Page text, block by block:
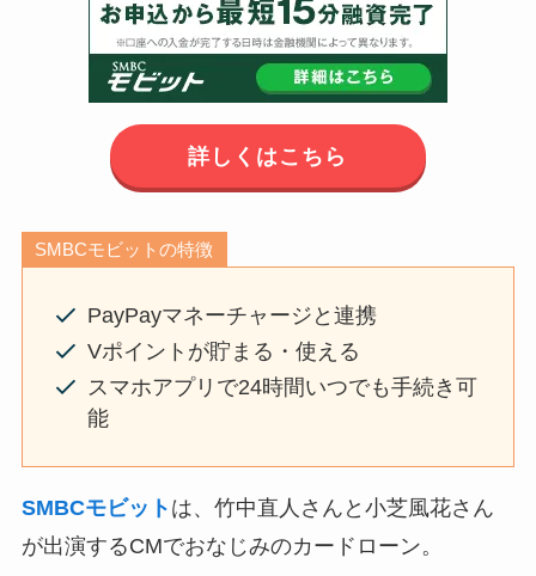
詳しくはこちら
SMBCモビットの特徴
PayPayマネーチャージと連携
Vポイントが貯まる・使える
スマホアプリで24時間いつでも手続き可
能
SMBCモビット は、竹中直人さんと小芝風花さん
が出演するCMでおなじみのカードローン。